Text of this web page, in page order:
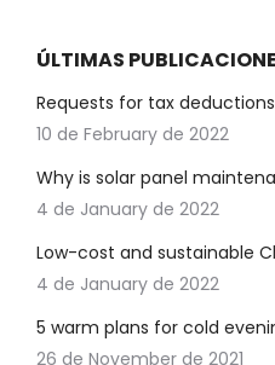
ÚLTIMAS
Requests for tax
10 de February de 2022
Why is solar panel
4 de January de 2022
Low-cost and sustainable
4 de January de 2022
5 warm plans for cold
26 de November de 2021